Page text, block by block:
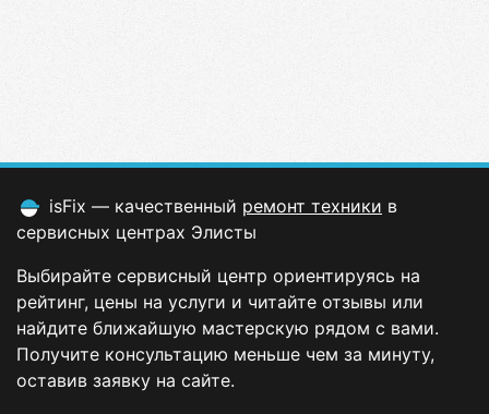
isFix — качественный ремонт техники в
сервисных центрах Элисты
Выбирайте сервисный центр ориентируясь на
рейтинг, цены на услуги и читайте отзывы или
найдите ближайшую мастерскую рядом с вами.
Получите консультацию меньше чем за минуту,
оставив заявку на сайте.